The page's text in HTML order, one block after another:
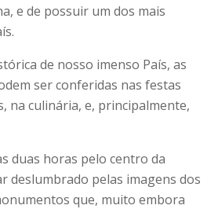
e de possuir um dos mais
de nosso imenso País, as
ser conferidas nas festas
na culinária, e, principalmente,
duas horas pelo centro da
deslumbrado pelas imagens dos
que, muito embora